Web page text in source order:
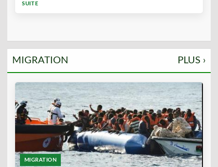
SUITE
MIGRATION PLUS ›
MIGRATION